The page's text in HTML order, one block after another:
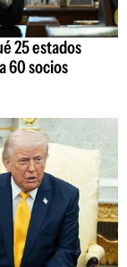
25 estados
60 socios